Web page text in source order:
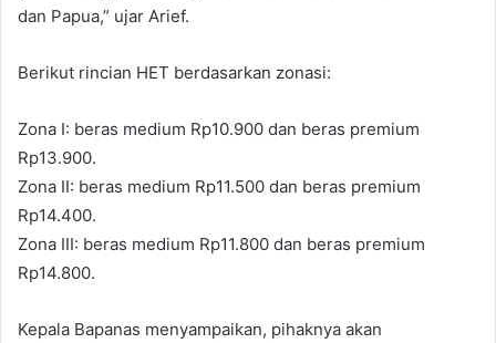
dan Papua,” ujar Arief.
Berikut rincian HET berdasarkan zonasi:
Zona I: beras medium Rp10.900 dan beras premium
Rp13.900.
Zona II: beras medium Rp11.500 dan beras premium
Rp14.400.
Zona III: beras medium Rp11.800 dan beras premium
Rp14.800.
Kepala Bapanas menyampaikan, pihaknya akan